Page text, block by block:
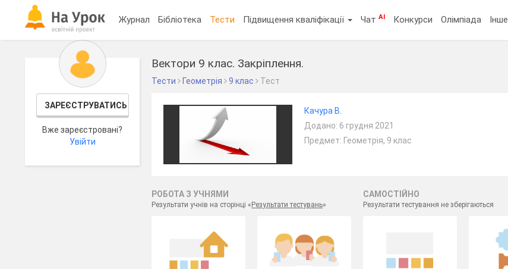
Журнал Бібліотека Тести Підвищення кваліфікації ЧатAI Конкурси Олімпіада Інше
ЗАРЕЄСТРУВАТИСЬ
Вже зареєстровані?
Увійти
Вектори 9 клас. Закріплення.
Тести Геометрія 9 клас Тест
Качура В.
Додано: 6 грудня 2021
Предмет: Геометрія, 9 клас
РОБОТА З УЧНЯМИ
Результати учнів на сторінці « Результати тестувань»
САМОСТІЙНО
Результати тестування не зберігаються